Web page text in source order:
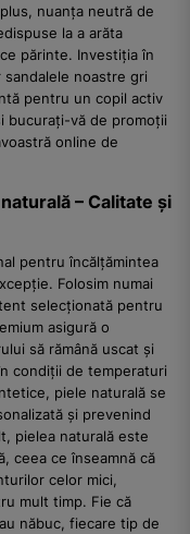
nuanța neutră de
la a arăta
părinte. Investiția în
noastre gri
pentru un copil activ
bucurați-vă de promoții
online de
– Calitate și
pentru încălțămintea
Folosim numai
selecționată pentru
asigură o
să rămână uscat și
condiții de temperaturi
piele naturală se
și prevenind
pielea naturală este
ceea ce înseamnă că
celor mici,
mult timp. Fie că
năbuc, fiecare tip de